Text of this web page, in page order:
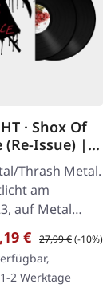
· Shox Of
(Re-Issue) |
Thrash Metal.
am
auf Metal
Schwarzes
im Gatefold-
"Shox
€ Regulärer Preis:
27,99 €(-10%)
2 Werktage